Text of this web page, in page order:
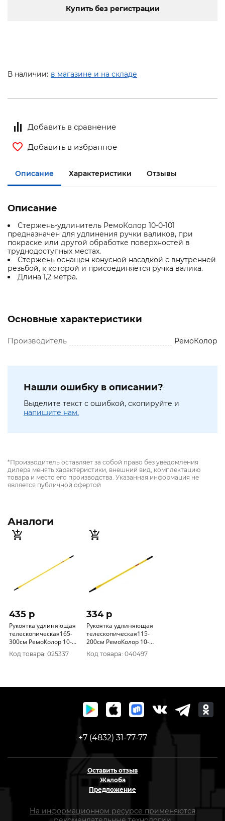
Купить без регистрации
В наличии: в магазине и на складе
Добавить в сравнение
Добавить в избранное
Описание Характеристики Отзывы
Описание
Стержень-удлинитель РемоКолор 10-0-101
предназначен для удлинения ручки валиков, при
покраске или другой обработке поверхностей в
труднодоступных местах.
Стержень оснащен конусной насадкой с внутренней
резьбой, к которой и присоединяется ручка валика.
Длина 1,2 метра.
Основные характеристики
Производитель РемоКолор
Нашли ошибку в описании?
Выделите текст с ошибкой, скопируйте и
напишите нам.
*Производитель оставляет за собой право без уведомления
дилера менять характеристики, внешний вид, комплектацию
товара и место его производства. Указанная информация не
является публичной офертой
Аналоги
435 p
Рукоятка удлиняющая
телескопическая165-
300см РемоКолор 10-0-
103
Код товара: 025337
334 p
Рукоятка удлиняющая
телескопическая115-
200см РемоКолор 10-0-
102
Код товара: 040497
+7 (4832) 31-77-77
Оставить отзыв
Жалоба
Предложение
На информационном ресурсе применяются